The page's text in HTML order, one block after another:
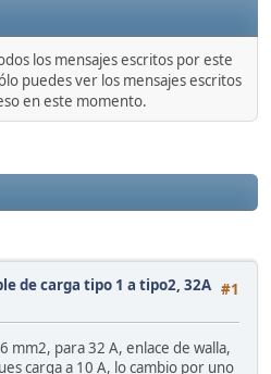
los mensajes escritos por este
puedes ver los mensajes escritos
en este momento.
#1
de carga tipo 1 a tipo2, 32A
mm2, para 32 A, enlace de walla,
carga a 10 A, lo cambio por uno